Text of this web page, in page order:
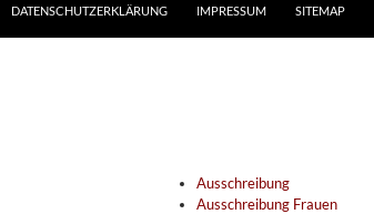
DATENSCHUTZERKLÄRUNG IMPRESSUM SITEMAP
Ausschreibung
Ausschreibung Frauen